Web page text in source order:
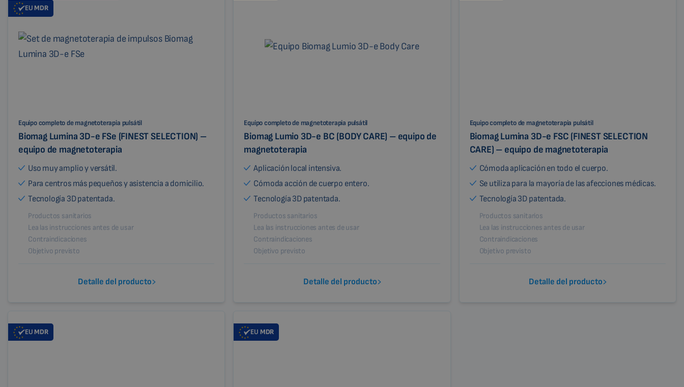
EUMDR
Equipo completo de magnetoterapia pulsátil
Biomag Lumina 3D-e FSe (FINEST SELECTION) –
equipo de magnetoterapia
Uso muy amplio y versátil.
Para centros más pequeños y asistencia a domicilio.
Tecnología 3D patentada.
Productos sanitarios
Lea las instrucciones antes de usar
Contraindicaciones
Objetivo previsto
Detalle del producto
Equipo completo de magnetoterapia pulsátil
Biomag Lumio 3D-e BC (BODY CARE) – equipo de
magnetoterapia
Aplicación local intensiva.
Cómoda acción de cuerpo entero.
Tecnología 3D patentada.
Productos sanitarios
Lea las instrucciones antes de usar
Contraindicaciones
Objetivo previsto
Detalle del producto
Equipo completo de magnetoterapia pulsátil
Biomag Lumina 3D-e FSC (FINEST SELECTION
CARE) – equipo de magnetoterapia
Cómoda aplicación en todo el cuerpo.
Se utiliza para la mayoría de las afecciones médicas.
Tecnología 3D patentada.
Productos sanitarios
Lea las instrucciones antes de usar
Contraindicaciones
Objetivo previsto
Detalle del producto
EUMDR EU MDR